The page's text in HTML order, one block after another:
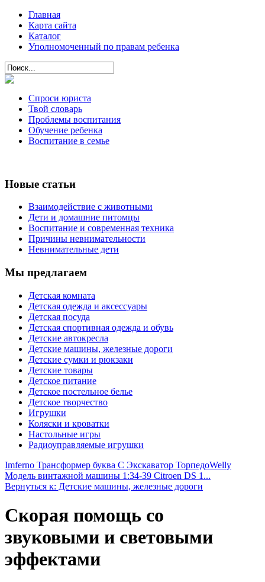
Главная
Карта сайта
Каталог
Уполномоченный по правам ребенка
Спроси юриста
Твой словарь
Проблемы воспитания
Обучение ребенка
Воспитание в семье
Новые статьи
Взаимодействие с животными
Дети и домашние питомцы
Воспитание и современная техника
Причины невнимательности
Невнимательные дети
Мы предлагаем
Детская комната
Детская одежда и аксессуары
Детская посуда
Детская спортивная одежда и обувь
Детские автокресла
Детские машины, железные дороги
Детские сумки и рюкзаки
Детские товары
Детское питание
Детское постельное белье
Детское творчество
Игрушки
Коляски и кроватки
Настольные игры
Радиоуправляемые игрушки
Imferno Трансформер буква С Экскаватор ТорпедоWelly
Модель винтажной машины 1:34-39 Citroen DS 1...
Вернуться к: Детские машины, железные дороги
Скорая помощь со
звуковыми и световыми
эффектами